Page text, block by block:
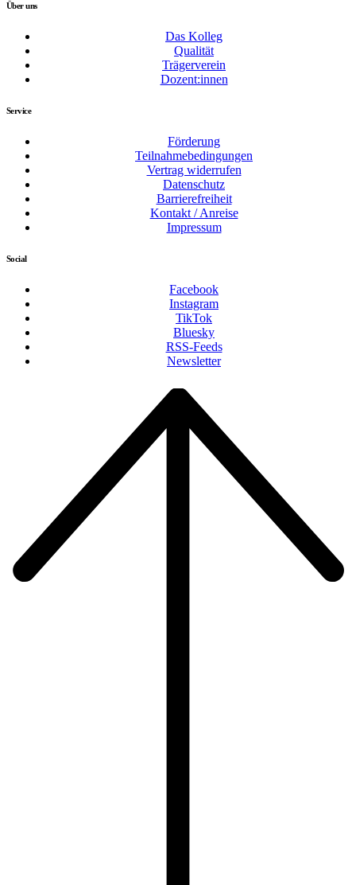
Über uns
Das Kolleg
Qualität
Trägerverein
Dozent:innen
Service
Förderung
Teilnahmebedingungen
Vertrag widerrufen
Datenschutz
Barrierefreiheit
Kontakt / Anreise
Impressum
Social
Facebook
Instagram
TikTok
Bluesky
RSS-Feeds
Newsletter